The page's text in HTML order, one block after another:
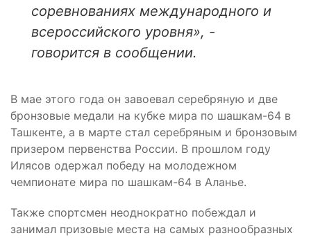
соревнованиях международного и
всероссийского уровня», -
говорится в сообщении.
В мае этого года он завоевал серебряную и две
бронзовые медали на кубке мира по шашкам-64 в
Ташкенте, а в марте стал серебряным и бронзовым
призером первенства России. В прошлом году
Илясов одержал победу на молодежном
чемпионате мира по шашкам-64 в Аланье.
Также спортсмен неоднократно побеждал и
занимал призовые места на самых разнообразных